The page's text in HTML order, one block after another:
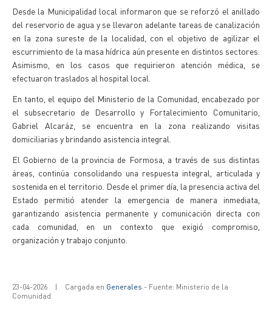
Desde la Municipalidad local informaron que se reforzó el anillado
del reservorio de agua y se llevaron adelante tareas de canalización
en la zona sureste de la localidad, con el objetivo de agilizar el
escurrimiento de la masa hídrica aún presente en distintos sectores.
Asimismo, en los casos que requirieron atención médica, se
efectuaron traslados al hospital local.
En tanto, el equipo del Ministerio de la Comunidad, encabezado por
el subsecretario de Desarrollo y Fortalecimiento Comunitario,
Gabriel Alcaráz, se encuentra en la zona realizando visitas
domiciliarias y brindando asistencia integral.
El Gobierno de la provincia de Formosa, a través de sus distintas
áreas, continúa consolidando una respuesta integral, articulada y
sostenida en el territorio. Desde el primer día, la presencia activa del
Estado permitió atender la emergencia de manera inmediata,
garantizando asistencia permanente y comunicación directa con
cada comunidad, en un contexto que exigió compromiso,
organización y trabajo conjunto.
23-04-2026 | Cargada en Generales - Fuente: Ministerio de la
Comunidad